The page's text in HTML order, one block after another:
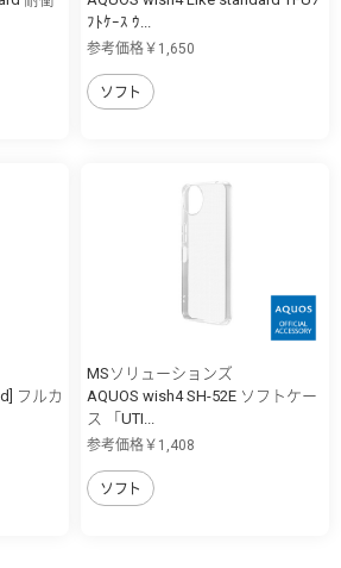
ﾌﾄｹｰｽ ｳ...
参考価格￥1,650
ソフト
フルカ
MSソリューションズ
AQUOS wish4 SH-52E ソフトケー
ス 「UTI...
参考価格￥1,408
ソフト